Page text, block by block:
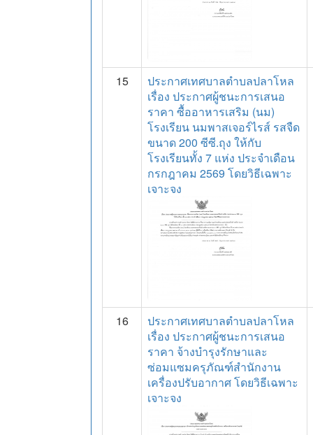
15
ประกาศเทศบาลตำบลปลาโหล
เรื่อง ประกาศผู้ชนะการเสนอ
ราคา ซื้ออาหารเสริม (นม)
โรงเรียน นมพาสเจอร์ไรส์ รสจืด
ขนาด 200 ซีซี.ถุง ให้กับ
โรงเรียนทั้ง 7 แห่ง ประจำเดือน
กรกฎาคม 2569 โดยวิธีเฉพาะ
เจาะจง
16
ประกาศเทศบาลตำบลปลาโหล
เรื่อง ประกาศผู้ชนะการเสนอ
ราคา จ้างบำรุงรักษาและ
ซ่อมแซมครุภัณฑ์สำนักงาน
เครื่องปรับอากาศ โดยวิธีเฉพาะ
เจาะจง